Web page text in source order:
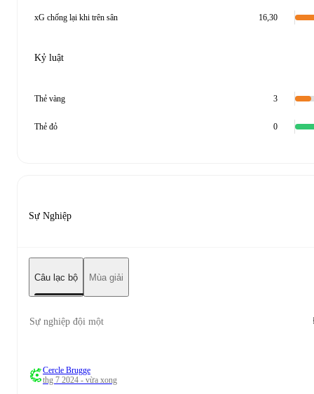
xG chống lại khi trên sân 16,30
Kỷ luật
Thẻ vàng 3
Thẻ đỏ 0
Sự Nghiệp
Câu lạc bộ Mùa giải
Sự nghiệp đội một
Cercle Brugge
thg 7 2024 - vừa xong